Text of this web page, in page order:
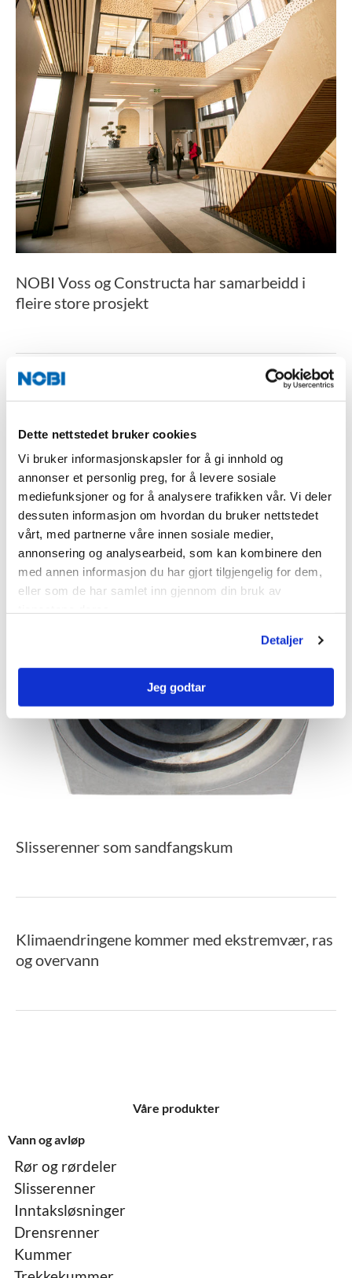
Dette nettstedet bruker cookies
Vi bruker informasjonskapsler for å gi innhold og
annonser et personlig preg, for å levere sosiale
mediefunksjoner og for å analysere trafikken vår. Vi deler
dessuten informasjon om hvordan du bruker nettstedet
vårt, med partnerne våre innen sosiale medier,
annonsering og analysearbeid, som kan kombinere den
med annen informasjon du har gjort tilgjengelig for dem,
eller som de har samlet inn gjennom din bruk av
Detaljer
Jeg godtar
NOBI Voss og Constructa har samarbeidd i
fleire store prosjekt
Slisserenner som sandfangskum
Klimaendringene kommer med ekstremvær, ras
og overvann
Våre produkter
Vann og avløp
Rør og rørdeler
Slisserenner
Inntaksløsninger
Drensrenner
Kummer